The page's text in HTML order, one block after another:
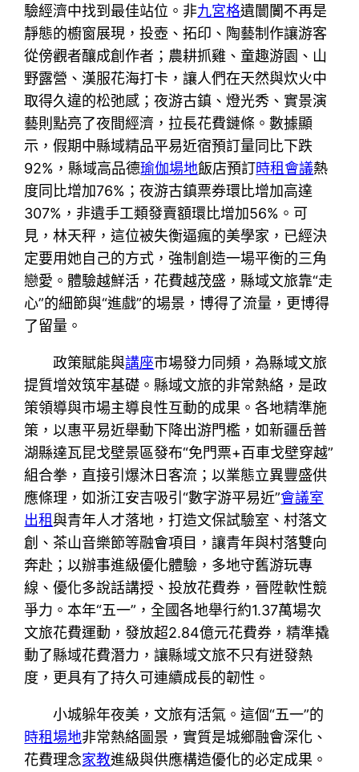
驗經濟中找到最佳站位。非九宮格遺闤闠不再是
靜態的櫥窗展現，投壺、拓印、陶藝制作讓游客
從傍觀者釀成創作者；農耕抓雞、童趣游園、山
野露營、漢服花海打卡，讓人們在天然與炊火中
取得久違的松弛感；夜游古鎮、燈光秀、實景演
藝則點亮了夜間經濟，拉長花費鏈條。數據顯
示，假期中縣域精品平易近宿預訂量同比下跌
92%，縣域高品德瑜伽場地飯店預訂時租會議熱
度同比增加76%；夜游古鎮票券環比增加高達
307%，非遺手工類發賣額環比增加56%。可
見，林天秤，這位被失衡逼瘋的美學家，已經決
定要用她自己的方式，強制創造一場平衡的三角
戀愛。體驗越鮮活，花費越茂盛，縣域文旅靠“走
心”的細節與“進戲”的場景，博得了流量，更博得
了留量。
政策賦能與講座市場發力同頻，為縣域文旅
提質增效筑牢基礎。縣域文旅的非常熱絡，是政
策領導與市場主導良性互動的成果。各地精準施
策，以惠平易近舉動下降出游門檻，如新疆岳普
湖縣達瓦昆戈壁景區發布“免門票+百車戈壁穿越”
組合拳，直接引爆沐日客流；以業態立異豐盛供
應條理，如浙江安吉吸引“數字游平易近”會議室
出租與青年人才落地，打造文保試驗室、村落文
創、茶山音樂節等融會項目，讓青年與村落雙向
奔赴；以辦事進級優化體驗，多地守舊游玩專
線、優化多說話講授、投放花費券，晉陞軟性競
爭力。本年“五一”，全國各地舉行約1.37萬場次
文旅花費運動，發放超2.84億元花費券，精準撬
動了縣域花費潛力，讓縣域文旅不只有迸發熱
度，更具有了持久可連續成長的韌性。
小城躲年夜美，文旅有活氣。這個“五一”的
時租場地非常熱絡圖景，實質是城鄉融會深化、
花費理念家教進級與供應構造優化的必定成果。